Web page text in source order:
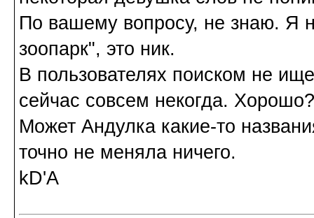
По вашему вопросу, не знаю. Я
зоопарк", это ник.
В пользователях поиском не
сейчас совсем некогда. Хорошо?
Может Андулка какие-то
точно не меняла ничего.
kD'A